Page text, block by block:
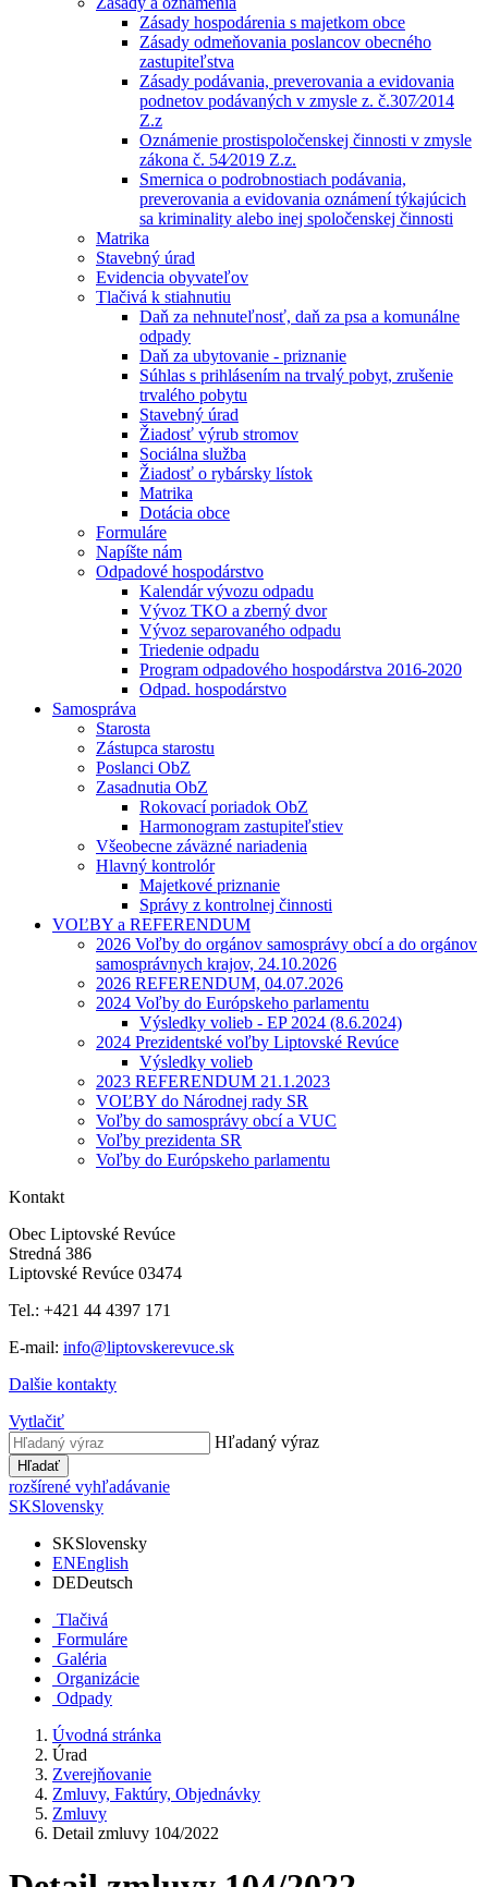
Zásady hospodárenia s majetkom obce
Zásady odmeňovania poslancov obecného
zastupiteľstva
Zásady podávania, preverovania a evidovania
podnetov podávaných v zmysle z. č.307⁄2014
Z.z
Oznámenie prostispoločenskej činnosti v zmysle
zákona č. 54⁄2019 Z.z.
Smernica o podrobnostiach podávania,
preverovania a evidovania oznámení týkajúcich
sa kriminality alebo inej spoločenskej činnosti
Matrika
Stavebný úrad
Evidencia obyvateľov
Tlačivá k stiahnutiu
Daň za nehnuteľnosť, daň za psa a komunálne
odpady
Daň za ubytovanie - priznanie
Súhlas s prihlásením na trvalý pobyt, zrušenie
trvalého pobytu
Stavebný úrad
Žiadosť výrub stromov
Sociálna služba
Žiadosť o rybársky lístok
Matrika
Dotácia obce
Formuláre
Napíšte nám
Odpadové hospodárstvo
Kalendár vývozu odpadu
Vývoz TKO a zberný dvor
Vývoz separovaného odpadu
Triedenie odpadu
Program odpadového hospodárstva 2016-2020
Odpad. hospodárstvo
Samospráva
Starosta
Zástupca starostu
Poslanci ObZ
Zasadnutia ObZ
Rokovací poriadok ObZ
Harmonogram zastupiteľstiev
Všeobecne záväzné nariadenia
Hlavný kontrolór
Majetkové priznanie
Správy z kontrolnej činnosti
VOĽBY a REFERENDUM
2026 Voľby do orgánov samosprávy obcí a do orgánov
samosprávnych krajov, 24.10.2026
2026 REFERENDUM, 04.07.2026
2024 Voľby do Európskeho parlamentu
Výsledky volieb - EP 2024 (8.6.2024)
2024 Prezidentské voľby Liptovské Revúce
Výsledky volieb
2023 REFERENDUM 21.1.2023
VOĽBY do Národnej rady SR
Voľby do samosprávy obcí a VUC
Voľby prezidenta SR
Voľby do Európskeho parlamentu
Kontakt
Obec Liptovské Revúce
Stredná 386
Liptovské Revúce 03474
Tel.: +421 44 4397 171
E-mail: info@liptovskerevuce.sk
Dalšie kontakty
Vytlačiť
Hľadaný výraz
Hľadať
rozšírené vyhľadávanie
SKSlovensky
SKSlovensky
ENEnglish
DEDeutsch
Tlačivá
Formuláre
Galéria
Organizácie
Odpady
Úvodná stránka
Úrad
Zverejňovanie
Zmluvy, Faktúry, Objednávky
Zmluvy
Detail zmluvy 104/2022